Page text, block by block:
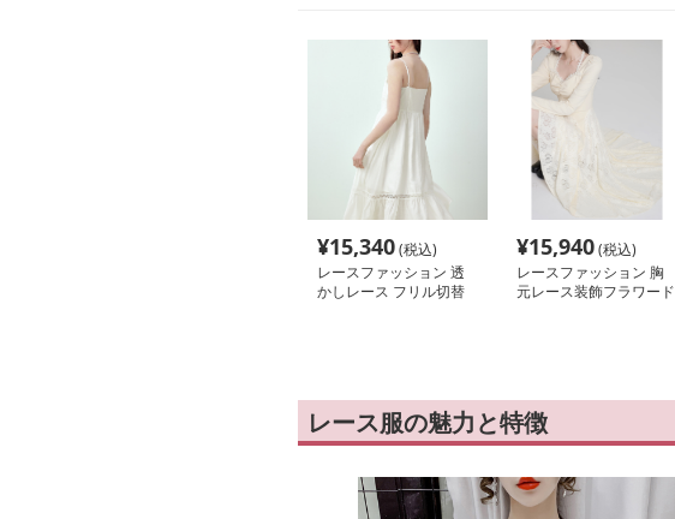
¥15,340(税込)
レースファッション 透
かしレース フリル切替
¥15,940(税込)
レースファッション 胸
元レース装飾フラワード
レース服の魅力と特徴